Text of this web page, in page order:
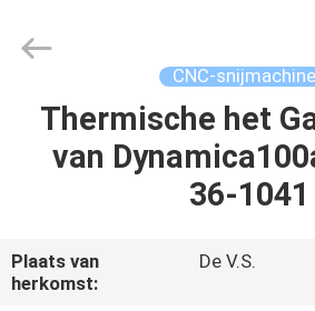
HUIS
VIDEO'S
Co.,Ltd..
CNC-
Thermische het
van
36-1041
Plaats van
herkomst:
De V.S.